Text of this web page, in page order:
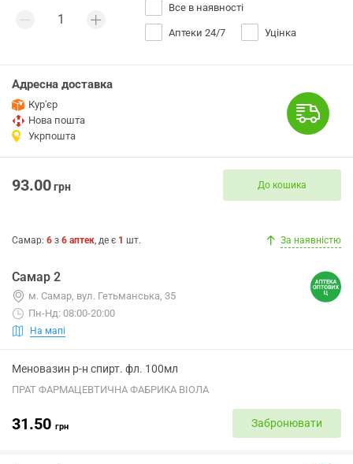
Все в наявності
Аптеки 24/7 Уцінка
Адресна доставка
Кур'єр
Нова пошта
Укрпошта
93.00грн До кошика
Самар: 6 з 6 аптек, де є 1 шт. За наявністю
Самар 2
м. Самар, вул. Гетьманська, 35
Пн-Нд: 08:00-20:00
На мапі
Меновазин р-н спирт. фл. 100мл
ПРАТ ФАРМАЦЕВТИЧНА ФАБРИКА ВІОЛА
31.50 грн Забронювати